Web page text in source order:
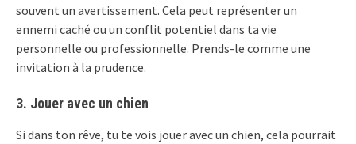
souvent un avertissement. Cela peut représenter un
ennemi caché ou un conflit potentiel dans ta vie
personnelle ou professionnelle. Prends-le comme une
invitation à la prudence.
3. Jouer avec un chien
Si dans ton rêve, tu te vois jouer avec un chien, cela pourrait